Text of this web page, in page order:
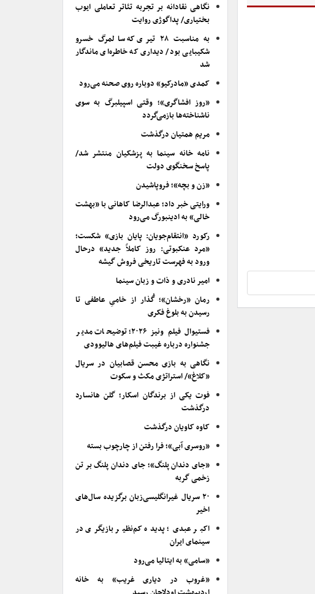
نگاهی نقادانه بر تجربه تئاتر تعاملی ایوب
بختیاری/ پداگوژی روایت
به مناسبت ۲۸ تیری که سالمرگ خسرو
شکیبایی بود/ دیداری که خاطره‌ای ماندگار
شد
کمدی «مادرکیو» دوباره روی صحنه می‌رود
«روز افشاگری»؛ وقتی اسپیلبرگ به سوی
ناشناخته‌ها بازمی‌گردد
مریم همتیان درگذشت
نامه خانه سینما به پزشکیان منتشر شد/
پاسخ سخنگوی دولت
«زن و بچه»؛ فروپاشیدن
ورایتی خبر داد؛ عبدالرضا کاهانی با «بهشت
خالی» به ادینبورگ می‌رود
رکورد «انتقام‌جویان: پایان بازی» شکست؛
«مرد عنکبوتی: روز کاملاً جدید» درحال
ورود به فهرست تاریخی فروش گیشه
امیر نادری و ذات و زبان سینما
رمان «رخشان»؛ گُذار از خامیِ عاطفی تا
رسیدن به بلوغ فکری
فستیوال فیلم ونیز ۲۰۲۶؛ توضیحات مدیر
جشنواره درباره غیبت فیلم‌های هالیوودی
نگاهی به بازی محسن قصابیان در سریال
«کلاغ»/ استراتژی مکث و سکوت
فوت یکی از برندگان اسکار؛ گلن هانسارد
درگذشت
کاوه کاویان درگذشت
«روسری آبی»؛ فرا رفتن از چارچوب بسته
«جای دندان پلنگ»؛ جای دندان پلنگ بر تن
زخمی گربه
۲۰ سریال غیرانگلیسی‌زبان برگزیده سال‌های
اخیر
اکبر عبدی؛ پدیده کم‌نظیر بازیگری در
سینمای ایران
«سامی» به ایتالیا می‌رود
«غروب در دیاری غریب» به خانه